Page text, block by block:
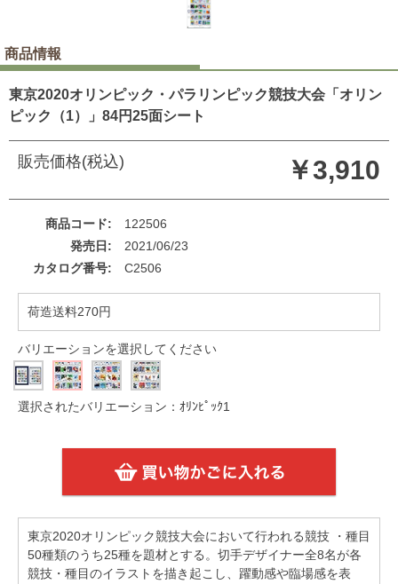
商品情報
東京2020オリンピック・パラリンピック競技大会「オリン
ピック（1）」84円25面シート
販売価格(税込) ￥3,910
商品コード
122506
発売日
2021/06/23
カタログ番号
C2506
荷造送料270円
バリエーションを選択してください
選択されたバリエーション：ｵﾘﾝﾋﾟｯｸ1
東京2020オリンピック競技大会において行われる競技 ・種目
50種類のうち25種を題材とする。切手デザイナー全8名が各
競技・種目のイラストを描き起こし、躍動感や臨場感を表